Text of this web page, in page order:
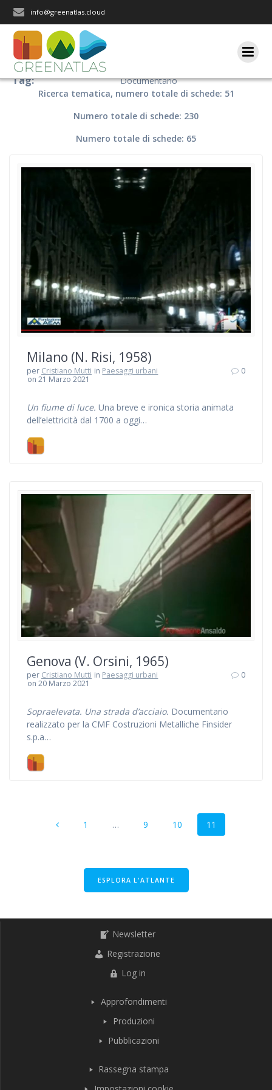
info@greenatlas.cloud
Tag:
Documentario
Ricerca tematica, numero totale di schede: 51
Numero totale di schede: 230
Numero totale di schede: 65
Milano (N. Risi, 1958)
per Cristiano Mutti in Paesaggi urbani
on 21 Marzo 2021
0
Un fiume di luce. Una breve e ironica storia animata
dell’elettricità dal 1700 a oggi…
Genova (V. Orsini, 1965)
per Cristiano Mutti in Paesaggi urbani
on 20 Marzo 2021
0
Sopraelevata. Una strada d’acciaio. Documentario
realizzato per la CMF Costruzioni Metalliche Finsider
s.p.a…
articoli
Pagina
1 … Pagina
9 Pagina
10 Pagina
11
ESPLORA L'ATLANTE
Newsletter
Registrazione
Log in
Approfondimenti
Produzioni
Pubblicazioni
Rassegna stampa